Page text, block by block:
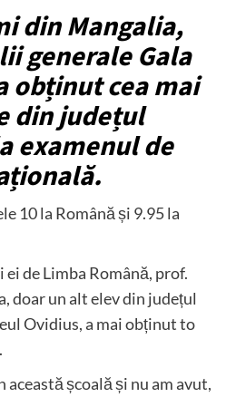
din Mangalia,
generale Gala
obținut cea mai
din județul
examenul de
10 la Română și 9.95 la
de Limba Română, prof.
doar un alt elev din județul
Ovidius, a mai obținut to
această școală și nu am avut,